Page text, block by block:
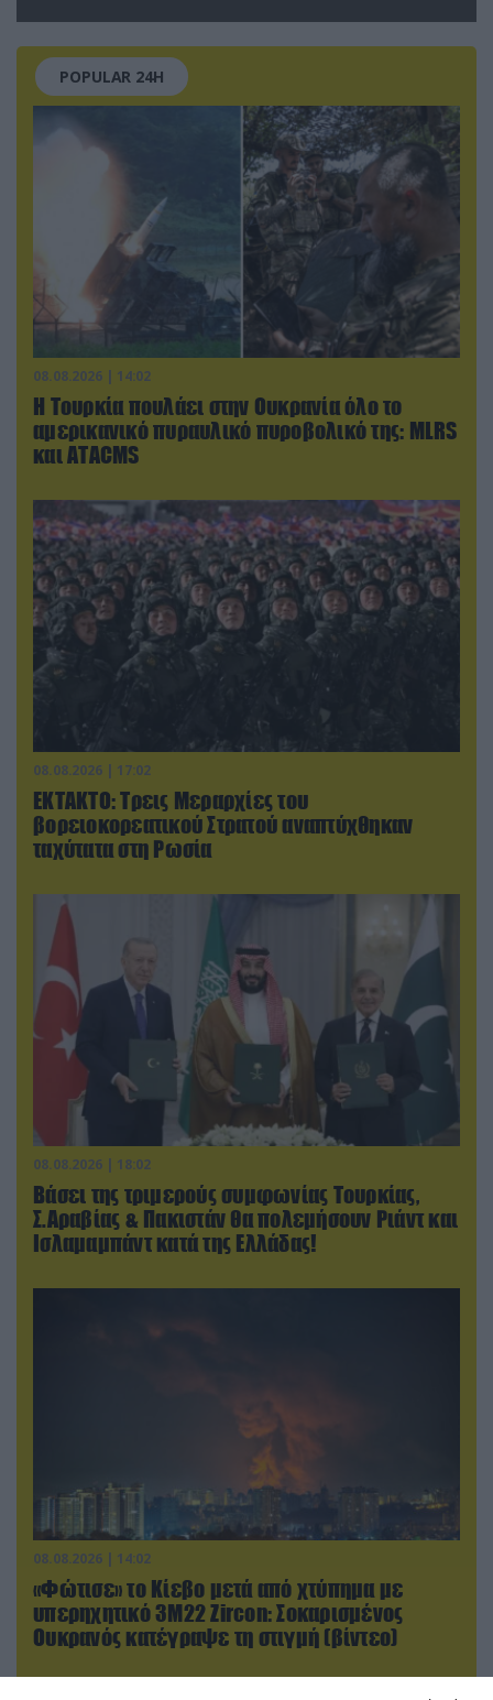
POPULAR 24H
08.08.2026 | 14:02
Η Τουρκία πουλάει στην Ουκρανία όλο το
αμερικανικό πυραυλικό πυροβολικό της: MLRS
και ΑΤΑCMS
08.08.2026 | 17:02
ΕΚΤΑΚΤΟ: Τρεις Μεραρχίες του
βορειοκορεατικού Στρατού αναπτύχθηκαν
ταχύτατα στη Ρωσία
08.08.2026 | 18:02
Βάσει της τριμερούς συμφωνίας Τουρκίας,
Σ.Αραβίας & Πακιστάν θα πολεμήσουν Ριάντ και
Ισλαμαμπάντ κατά της Ελλάδας!
08.08.2026 | 14:02
«Φώτισε» το Κίεβο μετά από χτύπημα με
υπερηχητικό 3M22 Zircon: Σοκαρισμένος
Ουκρανός κατέγραψε τη στιγμή (βίντεο)